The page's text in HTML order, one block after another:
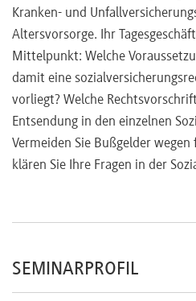
Kranken- und
Altersvorsorge. Ihr
Mittelpunkt: Welche
damit eine
vorliegt? Welche
Entsendung in den einzelnen
Vermeiden Sie Bußgelder
klären Sie Ihre Fragen in der
SEMINARPROFIL